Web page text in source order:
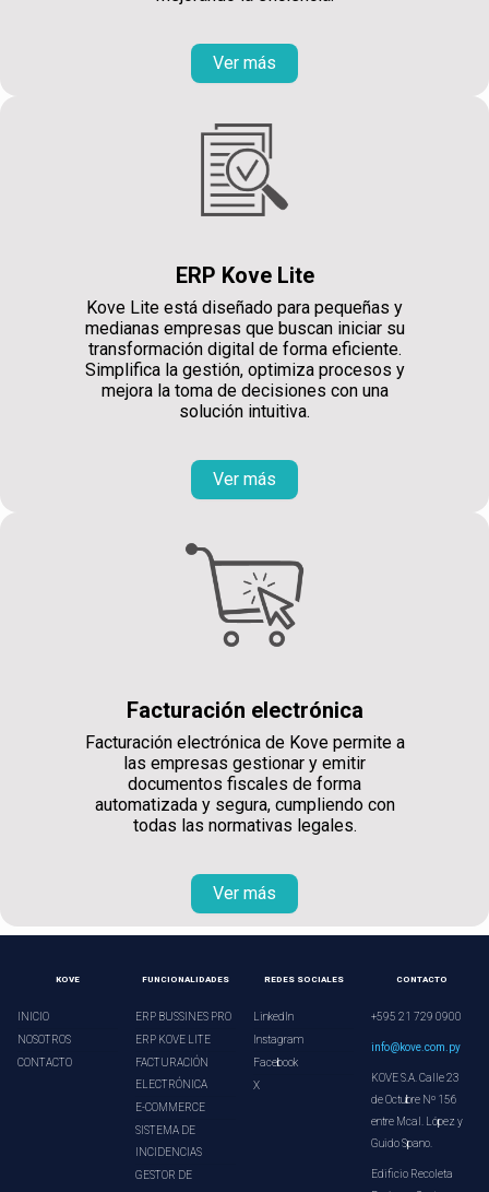
Ver más
ERP Kove Lite
Kove Lite está diseñado para pequeñas y
medianas empresas que buscan iniciar su
transformación digital de forma eficiente.
Simplifica la gestión, optimiza procesos y
mejora la toma de decisiones con una
solución intuitiva.
Ver más
Facturación electrónica
Facturación electrónica de Kove permite a
las empresas gestionar y emitir
documentos fiscales de forma
automatizada y segura, cumpliendo con
todas las normativas legales.
Ver más
KOVE
INICIO
NOSOTROS
CONTACTO
FUNCIONALIDADES
ERP BUSSINES PRO
ERP KOVE LITE
FACTURACIÓN
ELECTRÓNICA
E-COMMERCE
SISTEMA DE
INCIDENCIAS
GESTOR DE
REDES SOCIALES
LinkedIn
Instagram
Facebook
X
CONTACTO
+595 21 729 0900
info@kove.com.py
KOVE S.A. Calle 23
de Octubre Nº 156
entre Mcal. López y
Guido Spano.
Edificio Recoleta